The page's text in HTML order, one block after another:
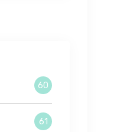
60
61